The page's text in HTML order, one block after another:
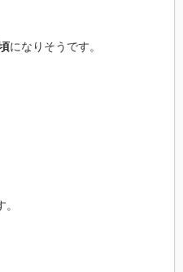
になりそうです。